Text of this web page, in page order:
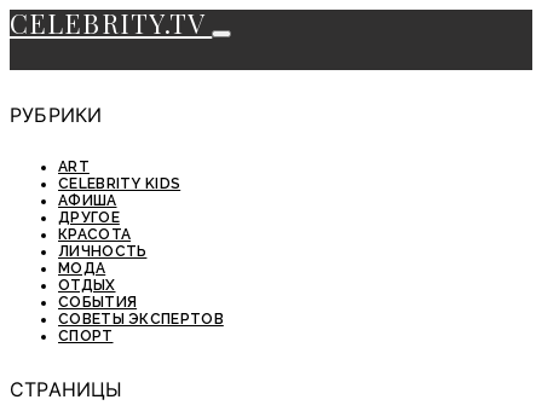
CELEBRITY.TV
РУБРИКИ
ART
CELEBRITY KIDS
АФИША
ДРУГОЕ
КРАСОТА
ЛИЧНОСТЬ
МОДА
ОТДЫХ
СОБЫТИЯ
СОВЕТЫ ЭКСПЕРТОВ
СПОРТ
СТРАНИЦЫ